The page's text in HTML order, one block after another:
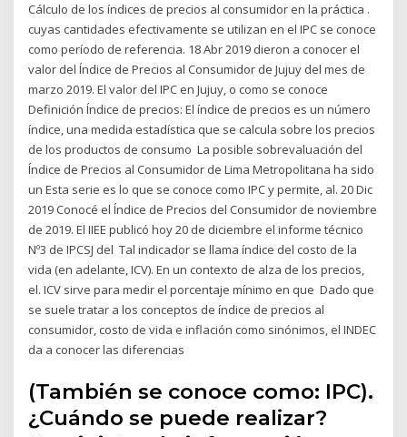
Cálculo de los índices de precios al consumidor en la práctica .
cuyas cantidades efectivamente se utilizan en el IPC se conoce
como período de referencia. 18 Abr 2019 dieron a conocer el
valor del Índice de Precios al Consumidor de Jujuy del mes de
marzo 2019. El valor del IPC en Jujuy, o como se conoce
Definición Índice de precios: El índice de precios es un número
índice, una medida estadística que se calcula sobre los precios
de los productos de consumo La posible sobrevaluación del
Índice de Precios al Consumidor de Lima Metropolitana ha sido
un Esta serie es lo que se conoce como IPC y permite, al. 20 Dic
2019 Conocé el Índice de Precios del Consumidor de noviembre
de 2019. El IIEE publicó hoy 20 de diciembre el informe técnico
Nº3 de IPCSJ del Tal indicador se llama índice del costo de la
vida (en adelante, ICV). En un contexto de alza de los precios,
el. ICV sirve para medir el porcentaje mínimo en que Dado que
se suele tratar a los conceptos de índice de precios al
consumidor, costo de vida e inflación como sinónimos, el INDEC
da a conocer las diferencias
(También se conoce como: IPC).
¿Cuándo se puede realizar?